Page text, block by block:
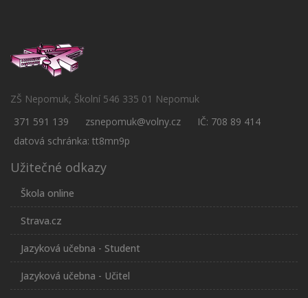
ZŠ Nepomuk, Školní 546 335 01 Nepomuk
371 591 139
zsnepomuk@volny.cz
IČ: 708 89 414
datová schránka: tt8mn9p
Užitečné odkazy
Škola online
Strava.cz
Jazyková učebna - Student
Jazyková učebna - Učitel